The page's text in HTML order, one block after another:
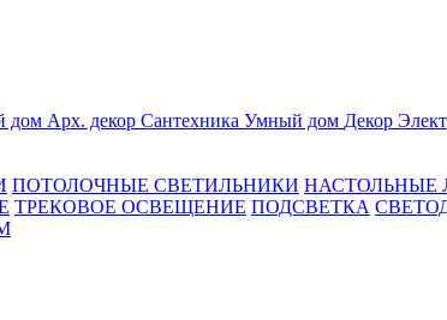
дом Арх. декор Сантехника Умный дом Декор
ПОТОЛОЧНЫЕ СВЕТИЛЬНИКИ НАСТОЛЬНЫЕ
ТРЕКОВОЕ ОСВЕЩЕНИЕ ПОДСВЕТКА